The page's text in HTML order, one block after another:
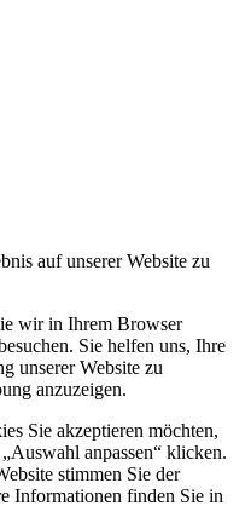
auf unserer Website zu
wir in Ihrem Browser
Sie helfen uns, Ihre
unserer Website zu
anzuzeigen.
Sie akzeptieren möchten,
anpassen“ klicken.
stimmen Sie der
Informationen finden Sie in